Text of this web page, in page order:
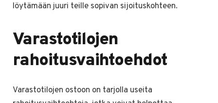
löytämään juuri teille sopivan sijoituskohteen.
Varastotilojen
rahoitusvaihtoehdot
Varastotilojen ostoon on tarjolla useita